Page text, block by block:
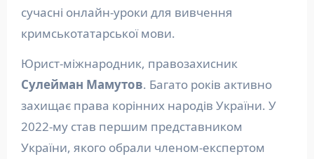
сучасні онлайн-уроки для вивчення
кримськотатарської мови.
Юрист-міжнародник, правозахисник
Сулейман Мамутов. Багато років активно
захищає права корінних народів України. У
2022-му став першим представником
України, якого обрали членом-експертом